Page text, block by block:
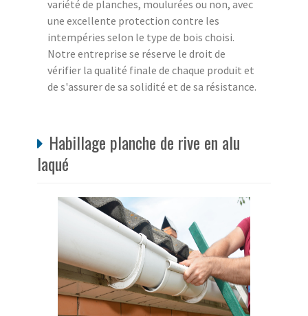
variété de planches, moulurées ou non, avec
une excellente protection contre les
intempéries selon le type de bois choisi.
Notre entreprise se réserve le droit de
vérifier la qualité finale de chaque produit et
de s'assurer de sa solidité et de sa résistance.
Habillage planche de rive en alu
laqué